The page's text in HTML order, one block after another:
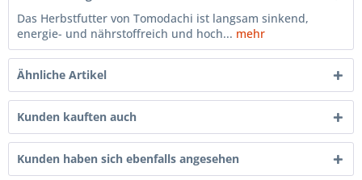
Das Herbstfutter von Tomodachi ist langsam sinkend,
energie- und nährstoffreich und hoch... mehr
Ähnliche Artikel
Kunden kauften auch
Kunden haben sich ebenfalls angesehen